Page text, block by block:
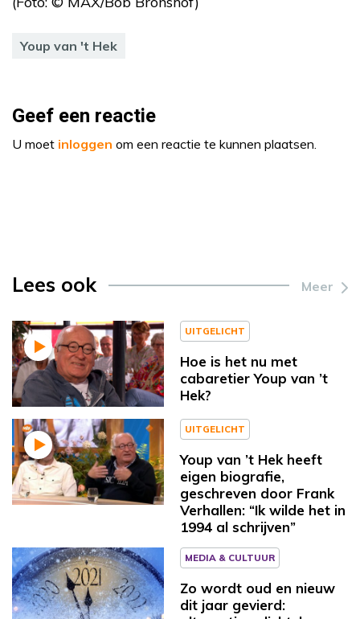
Youp van 't Hek
Geef een reactie
U moet inloggen om een reactie te kunnen plaatsen.
Lees ook Meer
UITGELICHT
Hoe is het nu met
cabaretier Youp van ’t
Hek?
UITGELICHT
Youp van ’t Hek heeft
eigen biografie,
geschreven door Frank
Verhallen: “Ik wilde het in
1994 al schrijven”
MEDIA & CULTUUR
Zo wordt oud en nieuw
dit jaar gevierd: